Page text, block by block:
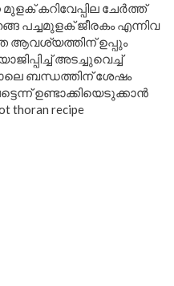
കറിവേപ്പില ചേർത്ത്
പച്ചമുളക് ജീരകം എന്നിവ
ആവശ്യത്തിന് ഉപ്പും
അടച്ചുവെച്ച്
ബന്ധത്തിന് ശേഷം
ഉണ്ടാക്കിയെടുക്കാൻ
recipe